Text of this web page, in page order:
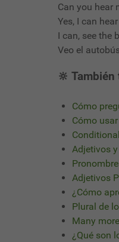
Can you hear
Yes, I can
I can, see the
Veo el
🔆
Cómo
Cómo
Adjetivos
Adjetivos
¿Cómo
Plural de
Many
¿Qué son